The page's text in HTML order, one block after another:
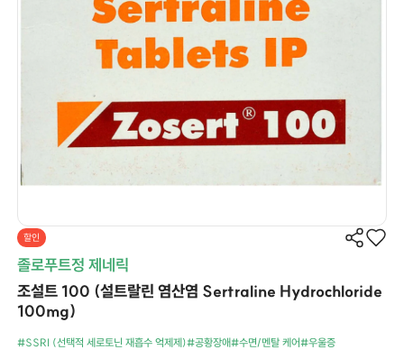
할인
졸로푸트정 제네릭
조설트 100 (설트랄린 염산염 Sertraline Hydrochloride
100mg)
#SSRI (선택적 세로토닌 재흡수 억제제)#공황장애#수면/멘탈 케어#우울증